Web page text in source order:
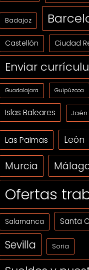
Badajoz
Castellón Ciudad
Enviar
Guadalajara Guipúzcoa
Islas Baleares Jaén
Las Palmas León
Murcia
Ofertas
Salamanca Santa
Sevilla Soria